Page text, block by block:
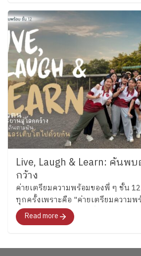
เรือนงาม นักเรียนชั้น 6 โรงเรียนเพลิ
Live, Laugh & Learn: ค้นพ
กว้าง
ค่ายเตรียมความพร้อมของพี่ ๆ ชั้น
ทุกครั้งเพราะคือ "ค่ายเตรียมความพ
สุดท้าย"สำหรับอนาคตที่พวกเขากำลั
จะพาทุกคนไปสำรวจอารมณ์ ความรู้สึ
Read more